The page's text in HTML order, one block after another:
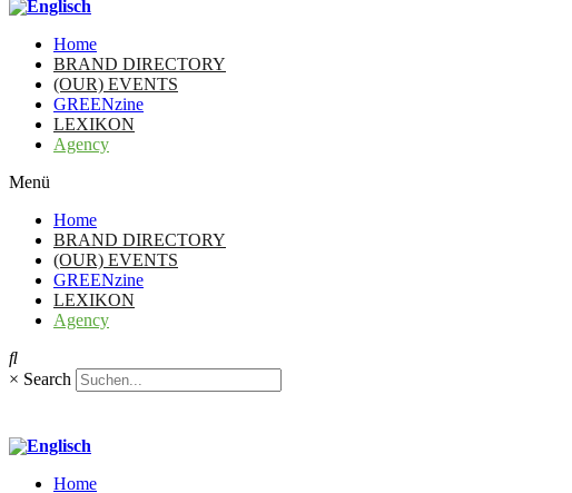
Home
BRAND DIRECTORY
(OUR) EVENTS
GREENzine
LEXIKON
Agency
Menü
Home
BRAND DIRECTORY
(OUR) EVENTS
GREENzine
LEXIKON
Agency
× Search
Home